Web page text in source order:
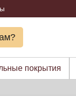
покрытия